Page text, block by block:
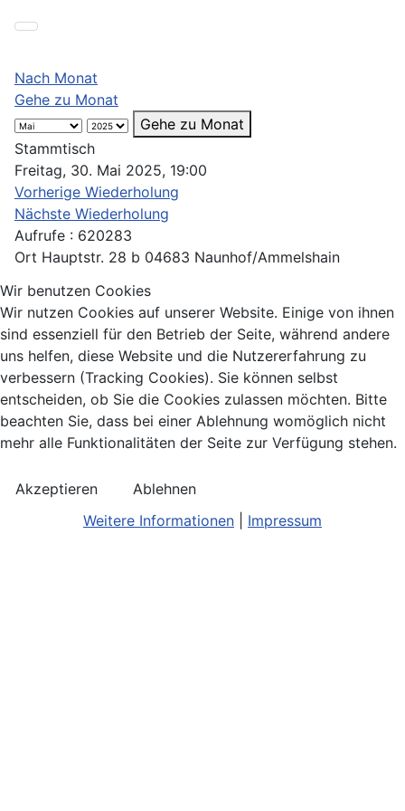
Nach Monat
Gehe zu Monat
Gehe zu Monat
Stammtisch
Freitag, 30. Mai 2025, 19:00
Vorherige Wiederholung
Nächste Wiederholung
Aufrufe : 620283
Ort Hauptstr. 28 b 04683 Naunhof/Ammelshain
Wir benutzen Cookies
Wir nutzen Cookies auf unserer Website. Einige von ihnen
sind essenziell für den Betrieb der Seite, während andere
uns helfen, diese Website und die Nutzererfahrung zu
verbessern (Tracking Cookies). Sie können selbst
entscheiden, ob Sie die Cookies zulassen möchten. Bitte
beachten Sie, dass bei einer Ablehnung womöglich nicht
mehr alle Funktionalitäten der Seite zur Verfügung stehen.
Akzeptieren
Ablehnen
Weitere Informationen
Impressum